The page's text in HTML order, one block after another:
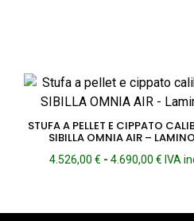
STUFA A PELLET E CIPPATO
SIBILLA OMNIA AIR –
4.526,00 € - 4.690,00 € IVA